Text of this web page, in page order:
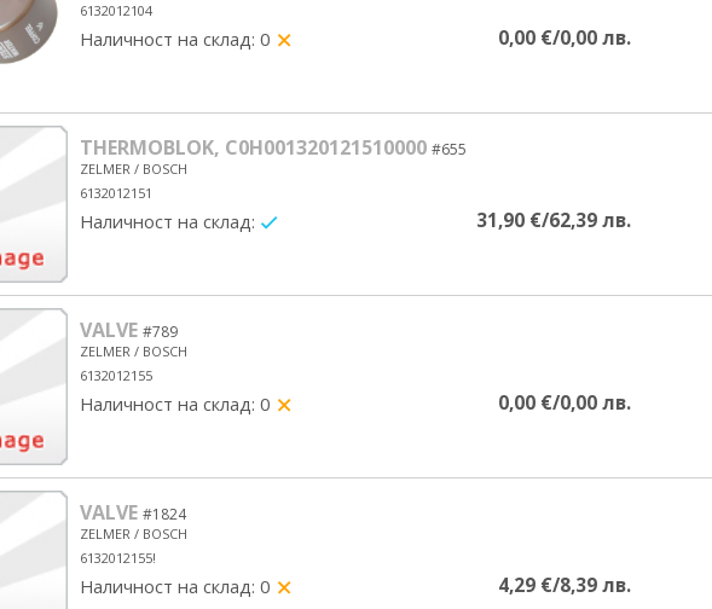
6132012104
Наличност на склад: 0 0,00 €/0,00 лв.
THERMOBLOK, C0H001320121510000 #655
ZELMER / BOSCH
6132012151
Наличност на склад: 31,90 €/62,39 лв.
VALVE #789
ZELMER / BOSCH
6132012155
Наличност на склад: 0 0,00 €/0,00 лв.
VALVE #1824
ZELMER / BOSCH
6132012155!
Наличност на склад: 0 4,29 €/8,39 лв.